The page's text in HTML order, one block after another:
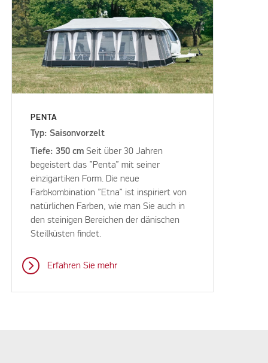
PENTA
Typ: Saisonvorzelt
Tiefe: 350 cm Seit über 30 Jahren
begeistert das ”Penta” mit seiner
einzigartiken Form. Die neue
Farbkombination ”Etna” ist inspiriert von
natürlichen Farben, wie man Sie auch in
den steinigen Bereichen der dänischen
Steilküsten findet.
Erfahren Sie mehr